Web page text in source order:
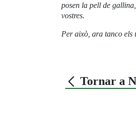
posen la pell de
vostres.
Per això, ara tanco els
Tornar a